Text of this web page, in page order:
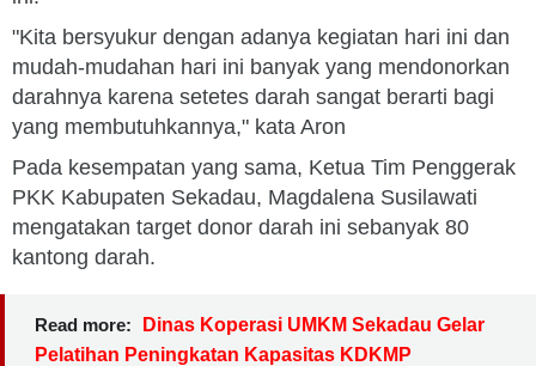
"Kita bersyukur dengan adanya kegiatan hari ini dan
mudah-mudahan hari ini banyak yang mendonorkan
darahnya karena setetes darah sangat berarti bagi
yang membutuhkannya," kata Aron
Pada kesempatan yang sama, Ketua Tim Penggerak
PKK Kabupaten Sekadau, Magdalena Susilawati
mengatakan target donor darah ini sebanyak 80
kantong darah.
Read more:
Dinas Koperasi UMKM Sekadau Gelar
Pelatihan Peningkatan Kapasitas KDKMP